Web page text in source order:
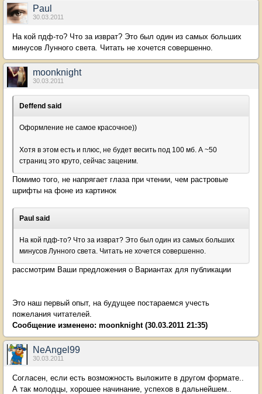
Paul
30.03.2011
На кой пдф-то? Что за изврат? Это был один из самых больших
минусов Лунного света. Читать не хочется совершенно.
moonknight
30.03.2011
Deffend said
Оформление не самое красочное))
Хотя в этом есть и плюс, не будет весить под 100 мб. А ~50
страниц это круто, сейчас заценим.
Помимо того, не напрягает глаза при чтении, чем растровые
шрифты на фоне из картинок
Paul said
На кой пдф-то? Что за изврат? Это был один из самых больших
минусов Лунного света. Читать не хочется совершенно.
рассмотрим Ваши предложения о Вариантах для публикации
Это наш первый опыт, на будущее постараемся учесть
пожелания читателей.
Сообщение изменено: moonknight(30.03.2011 21:35)
NeAngel99
30.03.2011
Согласен, если есть возможность выложите в другом формате..
А так молодцы, хорошее начинание, успехов в дальнейшем..